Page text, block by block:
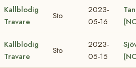
Kallblodig
Travare
Sto
2023-
05-16
Kallblodig
Travare
Sto
2023-
05-15